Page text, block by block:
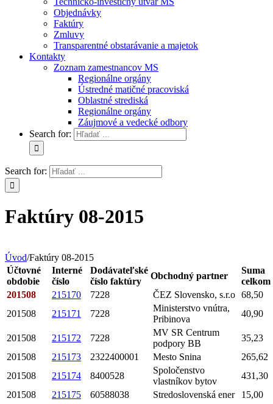
Objednávky
Faktúry
Zmluvy
Transparentné obstarávanie a majetok
Kontakty
Zoznam zamestnancov MS
Regionálne orgány
Ústredné matičné pracoviská
Oblastné strediská
Regionálne orgány
Záujmové a vedecké odbory
Search for:
Search for:
Faktúry 08-2015
Úvod/Faktúry 08-2015
Účtovné
obdobie
Interné
číslo
Dodávateľské
číslo faktúry
Obchodný partner
Suma
celkom
201508
215170 7228 ČEZ Slovensko, s.r.o 68,50
201508
215171 7228
Ministerstvo vnútra,
Pribinova
40,90
201508 215172 7228
MV SR Centrum
podpory BB
35,23
201508
215173 2322400001 Mesto Snina
265,62
201508
215174 8400528
Spoločenstvo
vlastníkov bytov
431,30
201508
215175 60588038 Stredoslovenská ener
15,00